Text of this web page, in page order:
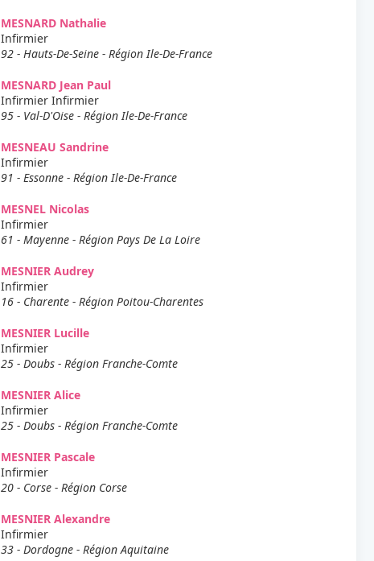
MESNARD Nathalie
Infirmier
92 - Hauts-De-Seine - Région Ile-De-France
MESNARD Jean Paul
Infirmier Infirmier
95 - Val-D'Oise - Région Ile-De-France
MESNEAU Sandrine
Infirmier
91 - Essonne - Région Ile-De-France
MESNEL Nicolas
Infirmier
61 - Mayenne - Région Pays De La Loire
MESNIER Audrey
Infirmier
16 - Charente - Région Poitou-Charentes
MESNIER Lucille
Infirmier
25 - Doubs - Région Franche-Comte
MESNIER Alice
Infirmier
25 - Doubs - Région Franche-Comte
MESNIER Pascale
Infirmier
20 - Corse - Région Corse
MESNIER Alexandre
Infirmier
33 - Dordogne - Région Aquitaine